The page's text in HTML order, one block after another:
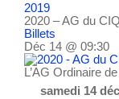
2019
2020 – AG du
Billets
Déc 14 @ 09:30
L’AG Ordinaire
samedi 14